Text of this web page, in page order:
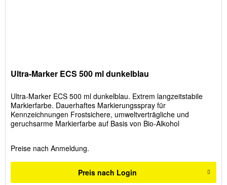
Ultra-Marker ECS 500 ml dunkelblau
Ultra-Marker ECS 500 ml dunkelblau. Extrem langzeitstabile
Markierfarbe. Dauerhaftes Markierungsspray für
Kennzeichnungen Frostsichere, umweltverträgliche und
geruchsarme Markierfarbe auf Basis von Bio-Alkohol
Preise nach Anmeldung.
Preis nach Login